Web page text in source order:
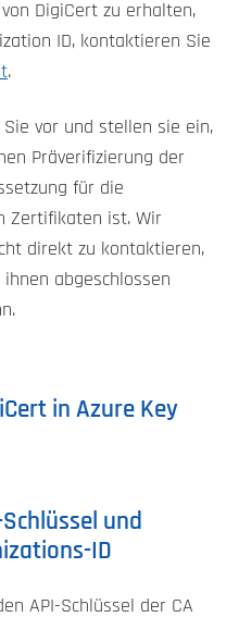
DigiCert zu erhalten,
ID, kontaktieren Sie
.
vor und stellen sie ein,
Präverifizierung der
für die
Zertifikaten ist. Wir
direkt zu kontaktieren,
abgeschlossen
in Azure Key
und
ID
API-Schlüssel der CA